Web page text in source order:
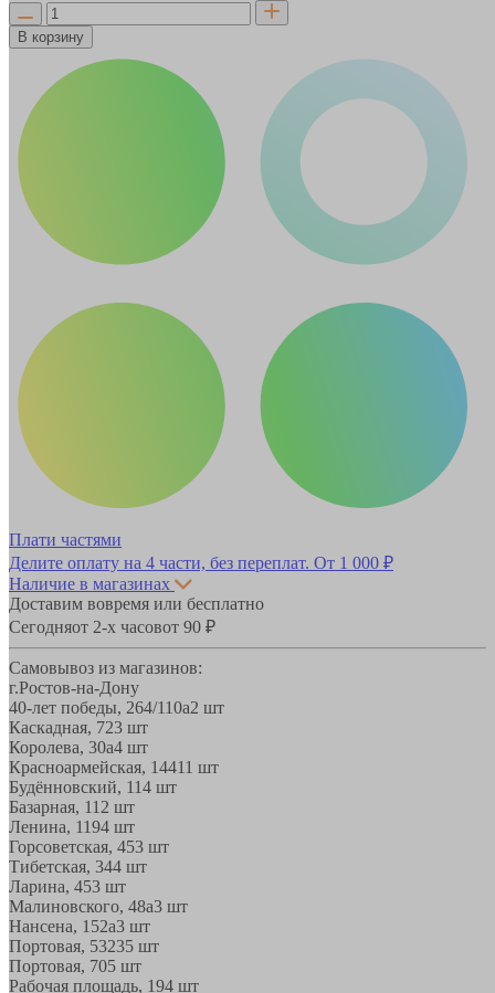
В корзину
Плати частями
Делите оплату на 4 части, без переплат. От 1 000 ₽
Наличие в магазинах
Доставим вовремя или бесплатно
Сегодняот 2-х часовот 90 ₽
Самовывоз из магазинов:
г.Ростов-на-Дону
40-лет победы, 264/110а2 шт
Каскадная, 723 шт
Королева, 30а4 шт
Красноармейская, 14411 шт
Будённовский, 114 шт
Базарная, 11 2 шт
Ленина, 1194 шт
Горсоветская, 453 шт
Тибетская, 344 шт
Ларина, 453 шт
Малиновского, 48а3 шт
Нансена, 152а3 шт
Портовая, 53235 шт
Портовая, 705 шт
Рабочая площадь, 194 шт